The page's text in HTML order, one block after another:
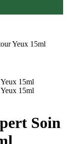
Yeux 15ml
Soin